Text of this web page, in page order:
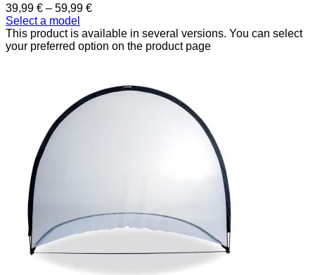
39,99 € – 59,99 €
Select a model
This product is available in several versions. You can select
your preferred option on the product page